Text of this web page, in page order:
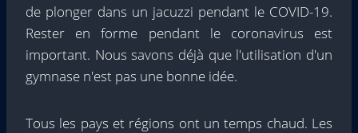
de plonger dans un jacuzzi pendant le COVID-19.
Rester en forme pendant le coronavirus est
important. Nous savons déjà que l'utilisation d'un
gymnase n'est pas une bonne idée.
Tous les pays et régions ont un temps chaud. Les